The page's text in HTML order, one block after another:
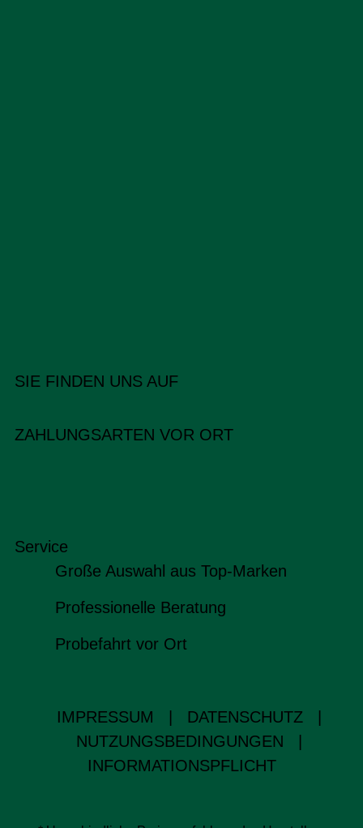
SIE FINDEN UNS AUF
ZAHLUNGSARTEN VOR ORT
Service
Große Auswahl aus Top-Marken
Professionelle Beratung
Probefahrt vor Ort
IMPRESSUM DATENSCHUTZ
NUTZUNGSBEDINGUNGEN
INFORMATIONSPFLICHT